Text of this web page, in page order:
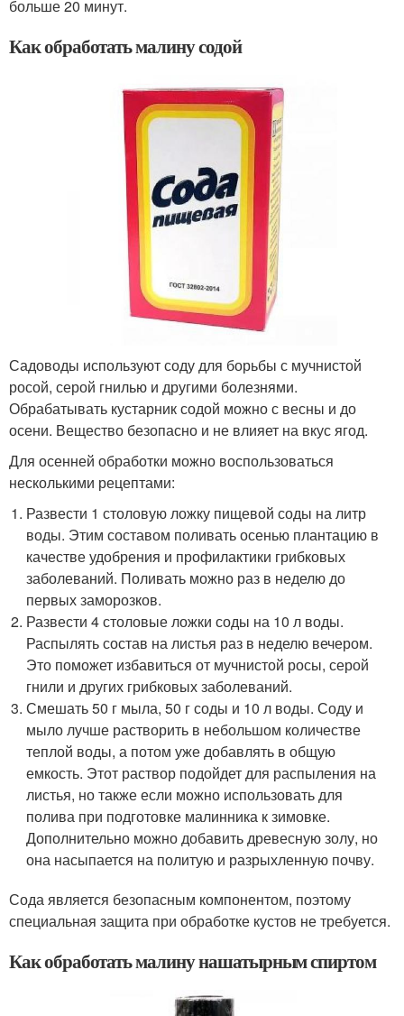
больше 20 минут.
Как обработать малину содой
Садоводы используют соду для борьбы с мучнистой
росой, серой гнилью и другими болезнями.
Обрабатывать кустарник содой можно с весны и до
осени. Вещество безопасно и не влияет на вкус ягод.
Для осенней обработки можно воспользоваться
несколькими рецептами:
Развести 1 столовую ложку пищевой соды на литр
воды. Этим составом поливать осенью плантацию в
качестве удобрения и профилактики грибковых
заболеваний. Поливать можно раз в неделю до
первых заморозков.
Развести 4 столовые ложки соды на 10 л воды.
Распылять состав на листья раз в неделю вечером.
Это поможет избавиться от мучнистой росы, серой
гнили и других грибковых заболеваний.
Смешать 50 г мыла, 50 г соды и 10 л воды. Соду и
мыло лучше растворить в небольшом количестве
теплой воды, а потом уже добавлять в общую
емкость. Этот раствор подойдет для распыления на
листья, но также если можно использовать для
полива при подготовке малинника к зимовке.
Дополнительно можно добавить древесную золу, но
она насыпается на политую и разрыхленную почву.
Сода является безопасным компонентом, поэтому
специальная защита при обработке кустов не требуется.
Как обработать малину нашатырным спиртом